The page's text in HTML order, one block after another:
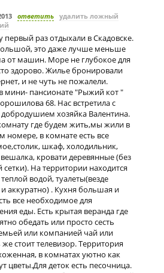
ответить удалить ложный
первый раз отдыхали в Скадовске.
это даже лучше меньше
от машин. Море не глубокое для
здорово. Жилье бронировали
и не чуть не пожалели.
мини- пансионате "Рыжий кот "
68. Нас встретила с
хозяйка Валентина.
где будем жить,мы жили в
номере, в комнате есть все
шкаф, холодильник,
кровати деревянные (без
На территории находится
водой, туалеты(везде
аккуратно) . Кухня большая и
все необходимое для
еды. Есть крытая веранда где
обедать или просто сесть
или компанией чай или
же стоит телевизор. Территория
в комнатах уютно как
цветы.Для деток есть песочница.